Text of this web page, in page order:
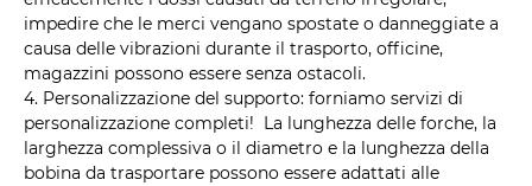
impedire che le merci vengano spostate o danneggiate a
causa delle vibrazioni durante il trasporto, officine,
magazzini possono essere senza ostacoli.
4. Personalizzazione del supporto: forniamo servizi di
personalizzazione completi! La lunghezza delle forche, la
larghezza complessiva o il diametro e la lunghezza della
bobina da trasportare possono essere adattati alle